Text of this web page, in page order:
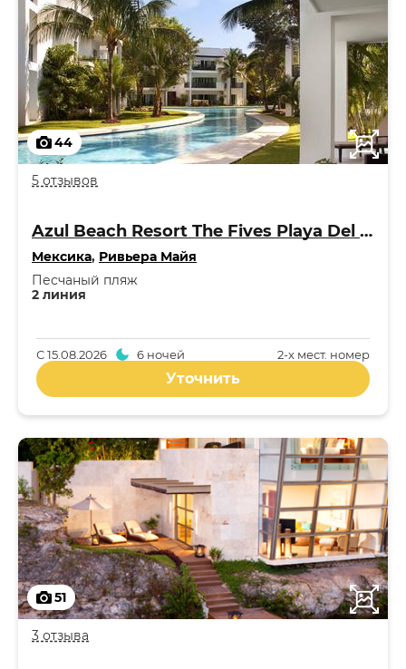
44
5 отзывов
Azul Beach Resort The Fives Playa Del Carmen 5*
Мексика, Ривьера Майя
2 линия
Песчаный пляж
2-x мест. номер
С15.08.2026 6 ночей
Уточнить
51
3 отзыва